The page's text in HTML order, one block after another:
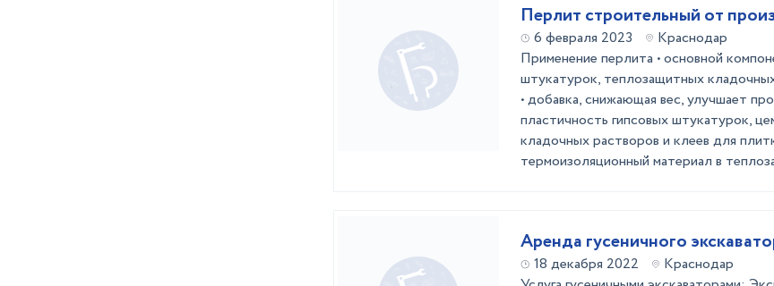
Перлит строительный от
6 февраля 2023
Краснодар
Применение перлита • основной
штукатурок, теплозащитных
• добавка, снижающая вес, улучшает
пластичность гипсовых штукатурок,
кладочных растворов и клеев для
термоизоляционный материал в
Аренда гусеничного
18 декабря 2022
Краснодар